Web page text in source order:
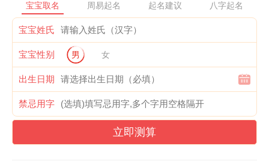
这份决断对于一个企业来说是很重要的。有需要了解或者咨询起名
方面知识的朋友可以添加金朋易经微信: 56632836，为您答疑解
惑。
宝宝取名 周易起名 起名建议 八字起名
宝宝姓氏
宝宝性别 男 女
出生日期
禁忌用字
立即测算